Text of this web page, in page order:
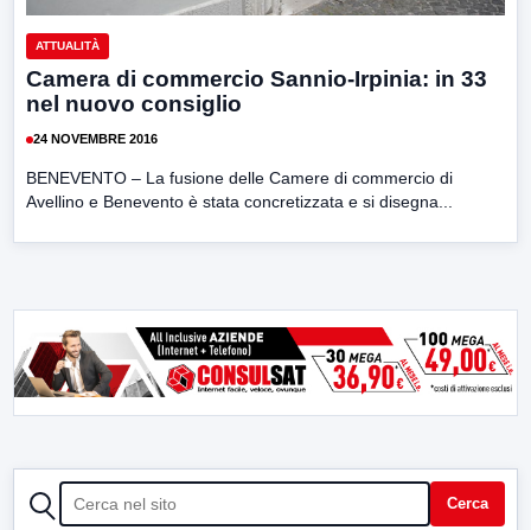
ATTUALITÀ
Camera di commercio Sannio-Irpinia: in 33
nel nuovo consiglio
24 NOVEMBRE 2016
BENEVENTO – La fusione delle Camere di commercio di
Avellino e Benevento è stata concretizzata e si disegna...
CERCA Cerca